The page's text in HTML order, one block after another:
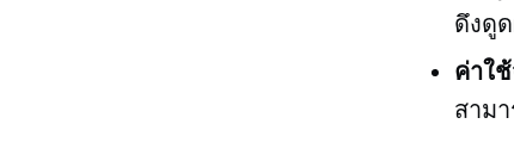
ดึงดู
ค่าใ
สาม